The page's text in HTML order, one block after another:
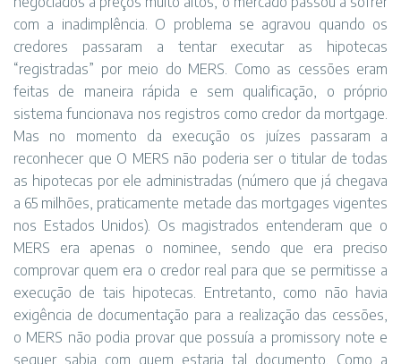
com a inadimplência. O problema se agravou quando os
credores passaram a tentar executar as hipotecas
“registradas” por meio do MERS. Como as cessões eram
feitas de maneira rápida e sem qualificação, o próprio
sistema funcionava nos registros como credor da mortgage.
Mas no momento da execução os juízes passaram a
reconhecer que O MERS não poderia ser o titular de todas
as hipotecas por ele administradas (número que já chegava
a 65 milhões, praticamente metade das mortgages vigentes
nos Estados Unidos). Os magistrados entenderam que o
MERS era apenas o nominee, sendo que era preciso
comprovar quem era o credor real para que se permitisse a
execução de tais hipotecas. Entretanto, como não havia
exigência de documentação para a realização das cessões,
o MERS não podia provar que possuía a promissory note e
sequer sabia com quem estaria tal documento. Como a